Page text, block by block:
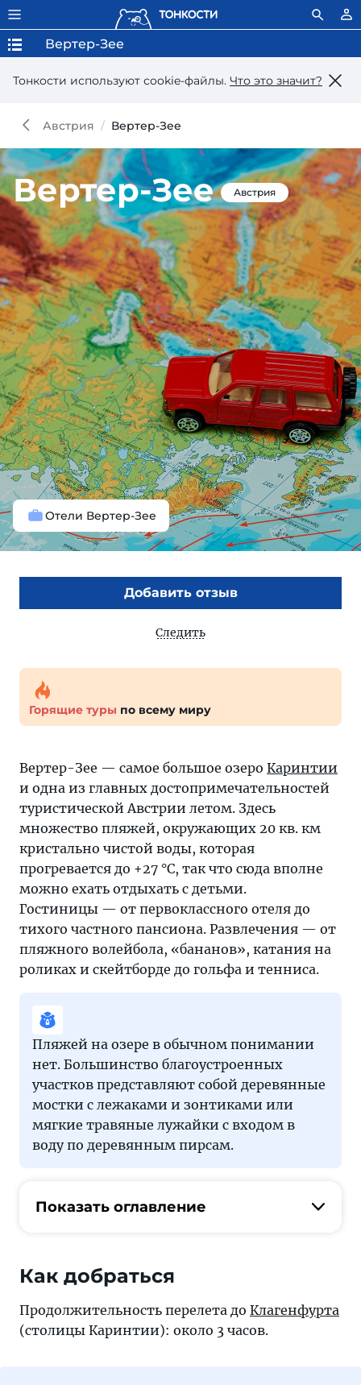
Тонкости используют сookie-файлы. Что это значит?
Вертер-Зее
Австрия Вертер-Зее
Вертер-Зее Австрия
Отели Вертер-Зее
Добавить отзыв
Следить
Горящие туры по всему миру
Вертер-Зее — самое большое озеро Каринтии
и одна из главных достопримечательностей
туристической Австрии летом. Здесь
множество пляжей, окружающих 20 кв. км
кристально чистой воды, которая
прогревается до +27 °C, так что сюда вполне
можно ехать отдыхать с детьми.
Гостиницы — от первоклассного отеля до
тихого частного пансиона. Развлечения — от
пляжного волейбола, «бананов», катания на
роликах и скейтборде до гольфа и тенниса.
Пляжей на озере в обычном понимании
нет. Большинство благоустроенных
участков представляют собой деревянные
мостки с лежаками и зонтиками или
мягкие травяные лужайки с входом в
воду по деревянным пирсам.
Показать оглавление
Как добраться
Продолжительность перелета до Клагенфурта
(столицы Каринтии): около 3 часов.